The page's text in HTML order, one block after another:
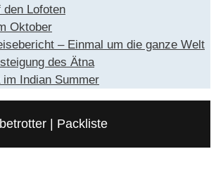
den Lofoten
Oktober
– Einmal um die ganze Welt
des Ätna
Indian Summer
| Packliste